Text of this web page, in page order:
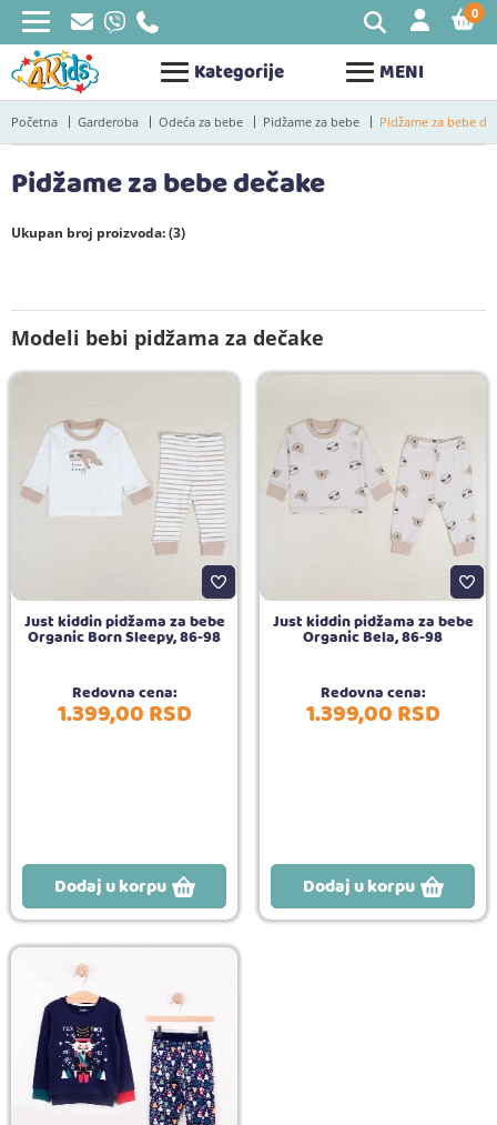
Kategorije MENI
0
Početna Garderoba Odeća za bebe Pidžame za bebe Pidžame za bebe
Pidžame za bebe dečake
Ukupan broj proizvoda: (3)
Modeli bebi pidžama za dečake
Just kiddin pidžama za bebe
Organic Born Sleepy, 86-98
Redovna cena:
1.399,00RSD
Dodaj u korpu
Just kiddin pidžama za bebe
Organic Bela, 86-98
Redovna cena:
1.399,00RSD
Dodaj u korpu